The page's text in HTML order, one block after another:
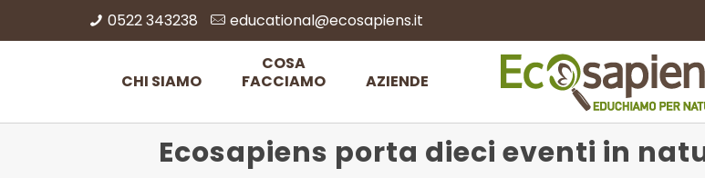
0522 343238 educational@ecosapiens.it
CHI SIAMO
COSA
FACCIAMO
AZIENDE
Ecosapiens porta dieci eventi in